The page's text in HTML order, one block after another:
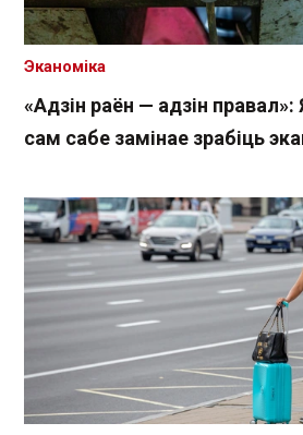
«Адзін раён — адзін
сам сабе замінае зрабіць
Эканоміка